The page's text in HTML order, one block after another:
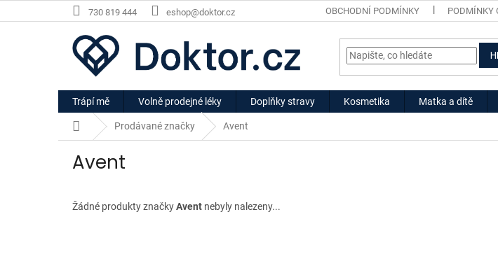
na
730 819 444 eshop@doktor.cz OBCHODNÍ PODMÍNKY PODMÍNKY
Trápí mě Volně prodejné léky Doplňky stravy Kosmetika Matka a dítě
Domů Prodávané značky Avent
Avent
Žádné produkty značkyAvent nebyly nalezeny...